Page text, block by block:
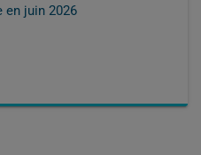
en juin 2026